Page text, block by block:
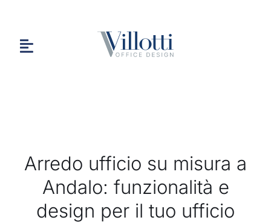
contenuto
Toggle
CHI SIAMO
PORTFOLIO
Arredo ufficio su misura a
Andalo: funzionalità e
design per il tuo ufficio